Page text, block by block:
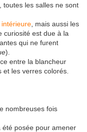
toutes les salles ne sont
intérieure , mais aussi les
curiosité est due à la
qui ne furent
).
entre la blancheur
les verres colorés.
nombreuses fois
posée pour amener